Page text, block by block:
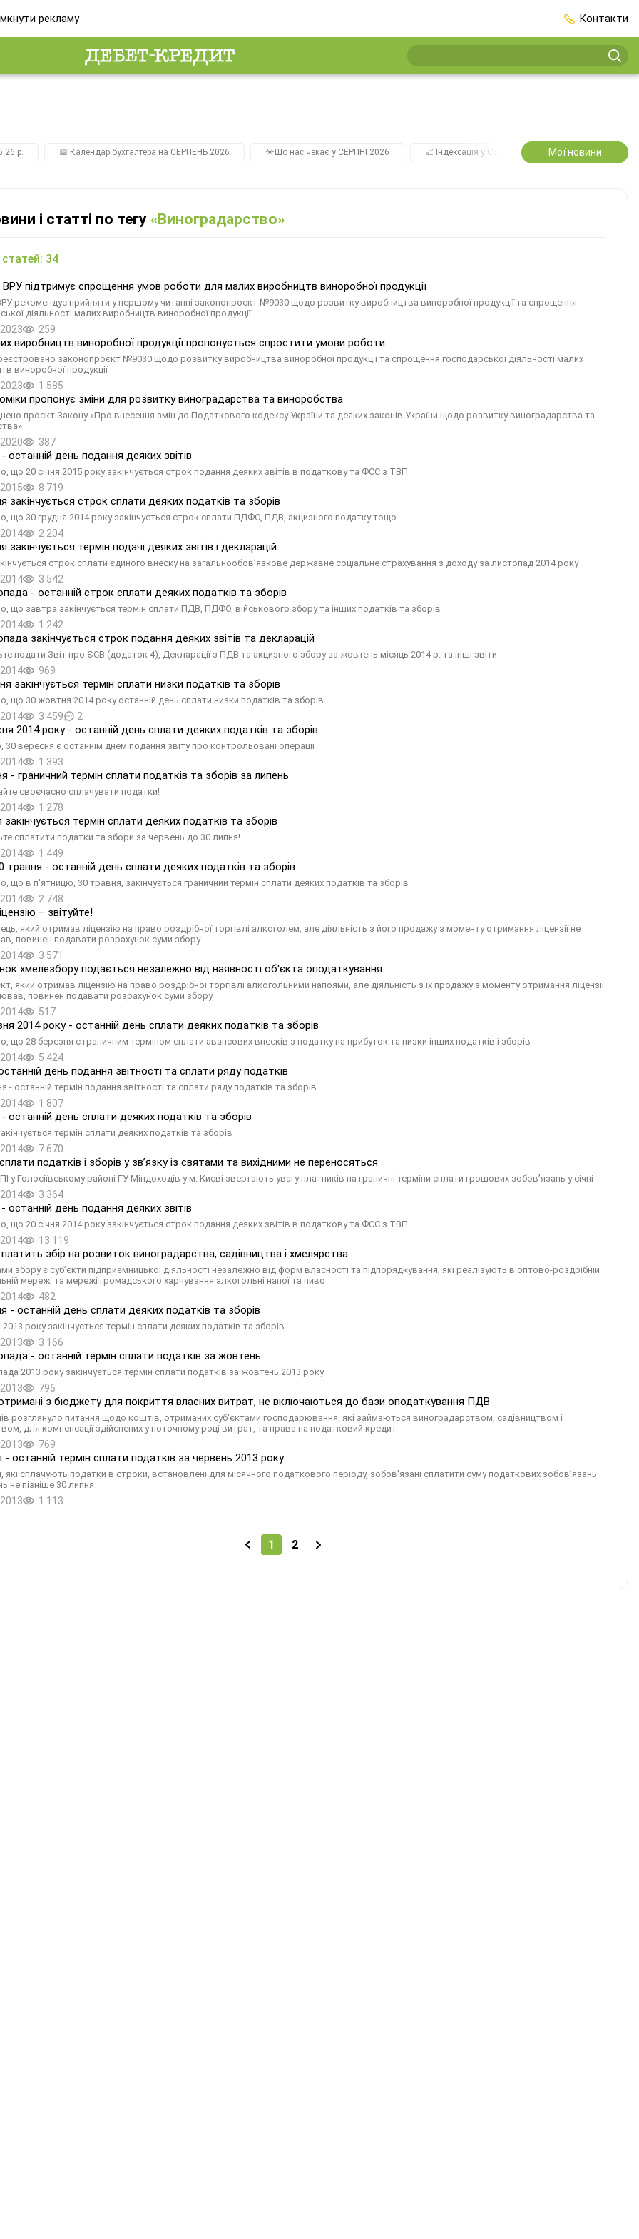
рекламу Контакти
р. 📅 Календар бухгалтера на СЕРПЕНЬ 2026 ☀️Що нас чекає у СЕРПНІ 2026 📈 Індексація у СЕРПНІ 2️⃣0️⃣2️⃣7️⃣ Усі
Мої новини
і статті по тегу «Виноградарство»
статей: 34
ВРУ підтримує спрощення умов роботи для малих виробництв виноробної продукції
рекомендує прийняти у першому читанні законопроєкт №9030 щодо розвитку виробництва виноробної продукції та спрощення
діяльності малих виробництв виноробної продукції
259
виробництв виноробної продукції пропонується спростити умови роботи
законопроєкт №9030 щодо розвитку виробництва виноробної продукції та спрощення господарської діяльності малих
виноробної продукції
1 585
пропонує зміни для розвитку виноградарства та виноробства
проєкт Закону «Про внесення змін до Податкового кодексу України та деяких законів України щодо розвитку виноградарства та
387
- останній день подання деяких звітів
що 20 січня 2015 року закінчується строк подання деяких звітів в податкову та ФСС з ТВП
8 719
закінчується строк сплати деяких податків та зборів
що 30 грудня 2014 року закінчується строк сплати ПДФО, ПДВ, акцизного податку тощо
2 204
закінчується термін подачі деяких звітів і декларацій
строк сплати єдиного внеску на загальнообов’язкове державне соціальне страхування з доходу за листопад 2014 року
3 542
- останній строк сплати деяких податків та зборів
що завтра закінчується термін сплати ПДВ, ПДФО, військового збору та інших податків та зборів
1 242
закінчується строк подання деяких звітів та декларацій
подати Звіт про ЄСВ (додаток 4), Декларації з ПДВ та акцизного збору за жовтень мiсяць 2014 р. та інші звіти
969
закінчується термін сплати низки податків та зборів
що 30 жовтня 2014 року останній день сплати низки податків та зборів
3 459 2
2014 року - останній день сплати деяких податків та зборів
30 вересня є останнім днем подання звіту про контрольовані операції
1 393
- граничний термін сплати податків та зборів за липень
своєчасно сплачувати податки!
1 278
закінчується термін сплати деяких податків та зборів
сплатити податки та збори за червень до 30 липня!
1 449
травня - останній день сплати деяких податків та зборів
що в п'ятницю, 30 травня, закінчується граничний термін сплати деяких податків та зборів
2 748
– звітуйте!
який отримав ліцензію на право роздрібної торгівлі алкоголем, але діяльність з його продажу з моменту отримання ліцензії не
повинен подавати розрахунок суми збору
3 571
хмелезбору подається незалежно від наявності об'єкта оподаткування
який отримав ліцензію на право роздрібної торгівлі алкогольними напоями, але діяльність з їх продажу з моменту отримання ліцензії
повинен подавати розрахунок суми збору
517
2014 року - останній день сплати деяких податків та зборів
що 28 березня є граничним терміном сплати авансових внесків з податку на прибуток та низки інших податків і зборів
5 424
день подання звітності та сплати ряду податків
- останній термін подання звітності та сплати ряду податків та зборів
1 807
- останній день сплати деяких податків та зборів
термін сплати деяких податків та зборів
7 670
податків і зборів у зв’язку із святами та вихідними не переносяться
у Голосіївському районі ГУ Міндоходів у м. Києві звертають увагу платників на граничні терміни сплати грошових зобов’язань у січні
3 364
- останній день подання деяких звітів
що 20 січня 2014 року закінчується строк подання деяких звітів в податкову та ФСС з ТВП
13 119
платить збір на розвиток виноградарства, садівництва і хмелярства
збору є суб’єкти підприємницької діяльності незалежно від форм власності та підпорядкування, які реалізують в оптово-роздрібній
мережі та мережі громадського харчування алкогольні напої та пиво
482
- останній день сплати деяких податків та зборів
2013 року закінчується термін сплати деяких податків та зборів
3 166
- останній термін сплати податків за жовтень
2013 року закінчується термін сплати податків за жовтень 2013 року
796
з бюджету для покриття власних витрат, не включаються до бази оподаткування ПДВ
розглянуло питання щодо коштів, отриманих суб'єктами господарювання, які займаються виноградарством, садівництвом і
для компенсації здійснених у поточному році витрат, та права на податковий кредит
769
- останній термін сплати податків за червень 2013 року
які сплачують податки в строки, встановлені для місячного податкового періоду, зобов'язані сплатити суму податкових зобов’язань
не пізніше 30 липня
1 113
1 2